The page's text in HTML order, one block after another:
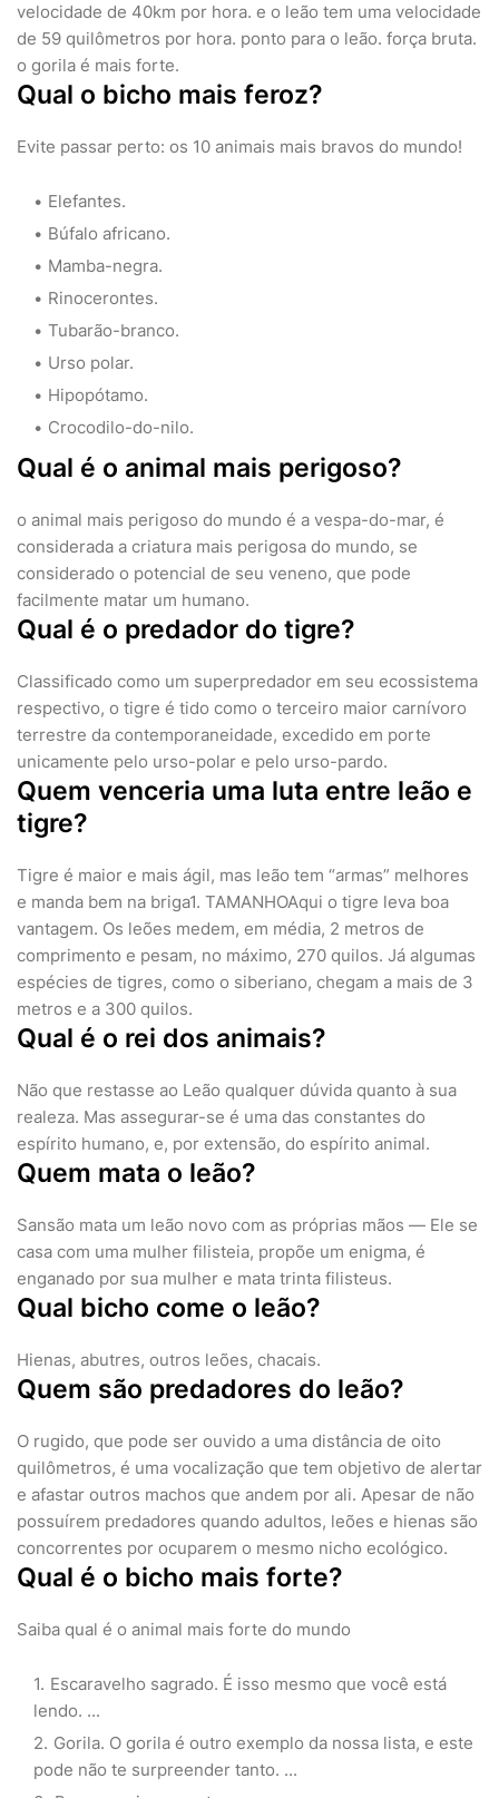
velocidade de 40km por hora. e o leão tem uma velocidade
de 59 quilômetros por hora. ponto para o leão. força bruta.
o gorila é mais forte.
Qual o bicho mais feroz?
Evite passar perto: os 10 animais mais bravos do mundo!
Elefantes.
Búfalo africano.
Mamba-negra.
Rinocerontes.
Tubarão-branco.
Urso polar.
Hipopótamo.
Crocodilo-do-nilo.
Qual é o animal mais perigoso?
o animal mais perigoso do mundo é a vespa-do-mar, é
considerada a criatura mais perigosa do mundo, se
considerado o potencial de seu veneno, que pode
facilmente matar um humano.
Qual é o predador do tigre?
Classificado como um superpredador em seu ecossistema
respectivo, o tigre é tido como o terceiro maior carnívoro
terrestre da contemporaneidade, excedido em porte
unicamente pelo urso-polar e pelo urso-pardo.
Quem venceria uma luta entre leão e
tigre?
Tigre é maior e mais ágil, mas leão tem “armas” melhores
e manda bem na briga1. TAMANHOAqui o tigre leva boa
vantagem. Os leões medem, em média, 2 metros de
comprimento e pesam, no máximo, 270 quilos. Já algumas
espécies de tigres, como o siberiano, chegam a mais de 3
metros e a 300 quilos.
Qual é o rei dos animais?
Não que restasse ao Leão qualquer dúvida quanto à sua
realeza. Mas assegurar-se é uma das constantes do
espírito humano, e, por extensão, do espírito animal.
Quem mata o leão?
Sansão mata um leão novo com as próprias mãos — Ele se
casa com uma mulher filisteia, propõe um enigma, é
enganado por sua mulher e mata trinta filisteus.
Qual bicho come o leão?
Hienas, abutres, outros leões, chacais.
Quem são predadores do leão?
O rugido, que pode ser ouvido a uma distância de oito
quilômetros, é uma vocalização que tem objetivo de alertar
e afastar outros machos que andem por ali. Apesar de não
possuírem predadores quando adultos, leões e hienas são
concorrentes por ocuparem o mesmo nicho ecológico.
Qual é o bicho mais forte?
Saiba qual é o animal mais forte do mundo
Escaravelho sagrado. É isso mesmo que você está
lendo. ...
Gorila. O gorila é outro exemplo da nossa lista, e este
pode não te surpreender tanto. ...